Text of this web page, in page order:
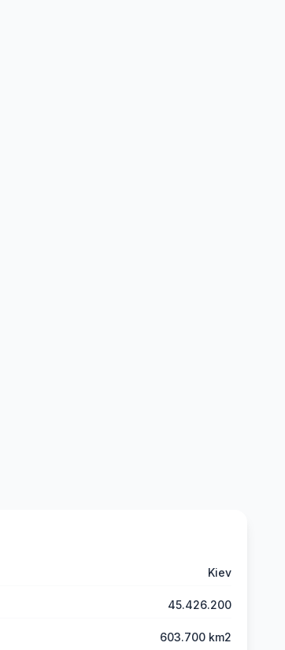
Kiev
45.426.200
603.700 km2